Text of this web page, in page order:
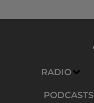
RADIO
PODCASTS